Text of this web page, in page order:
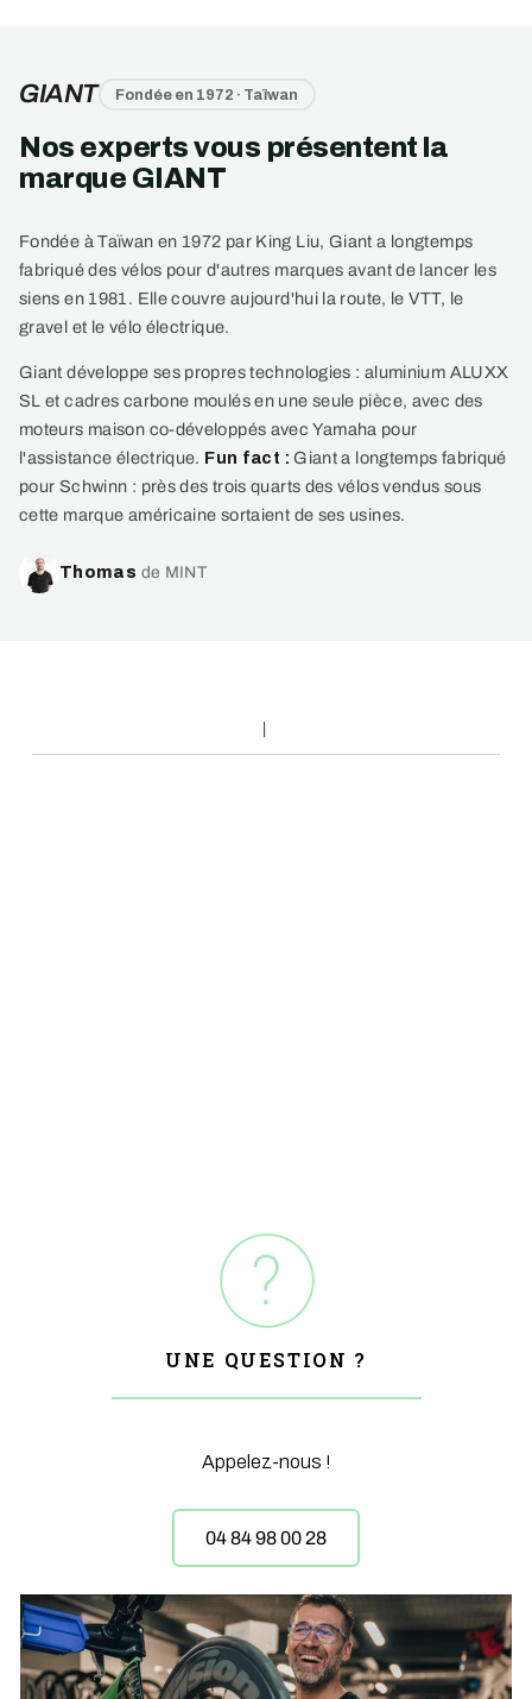
GIANT Fondée en 1972 · Taïwan
Nos experts vous présentent la
marque GIANT
Fondée à Taïwan en 1972 par King Liu, Giant a longtemps
fabriqué des vélos pour d'autres marques avant de lancer les
siens en 1981. Elle couvre aujourd'hui la route, le VTT, le
gravel et le vélo électrique.
Giant développe ses propres technologies : aluminium ALUXX
SL et cadres carbone moulés en une seule pièce, avec des
moteurs maison co-développés avec Yamaha pour
l'assistance électrique. Fun fact : Giant a longtemps fabriqué
pour Schwinn : près des trois quarts des vélos vendus sous
cette marque américaine sortaient de ses usines.
Thomas de MINT
UNE QUESTION ?
Appelez-nous !
04 84 98 00 28